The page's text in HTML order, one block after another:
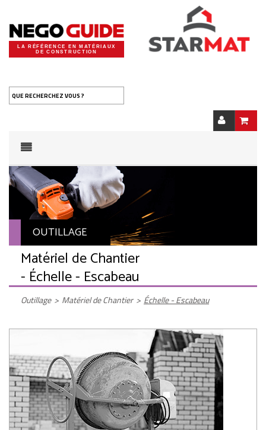
LA RÉFÉRENCE EN MATÉRIAUX
DE CONSTRUCTION
QUE RECHERCHEZ VOUS ?
OUTILLAGE
Matériel de Chantier
- Échelle - Escabeau
Outillage > Matériel de Chantier > Échelle - Escabeau